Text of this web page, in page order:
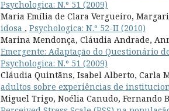
Psychologica: N.º 51 (2009)
Maria Emília de Clara Vergueiro,
idosa , Psychologica: N.º 52-II (2010)
Marina Mendonça, Cláudia Andrade,
Emergente: Adaptação do Questionário
Psychologica: N.º 51 (2009)
Cláudia Quintãns, Isabel Alberto, Carla
adultos sobre experiências de
Miguel Trigo, Noélia Canudo, Fernando